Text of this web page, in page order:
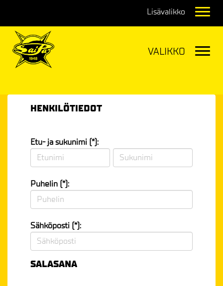
HENKILÖTIEDOT
Etu- ja sukunimi (*):
Puhelin (*):
Sähköposti (*):
SALASANA